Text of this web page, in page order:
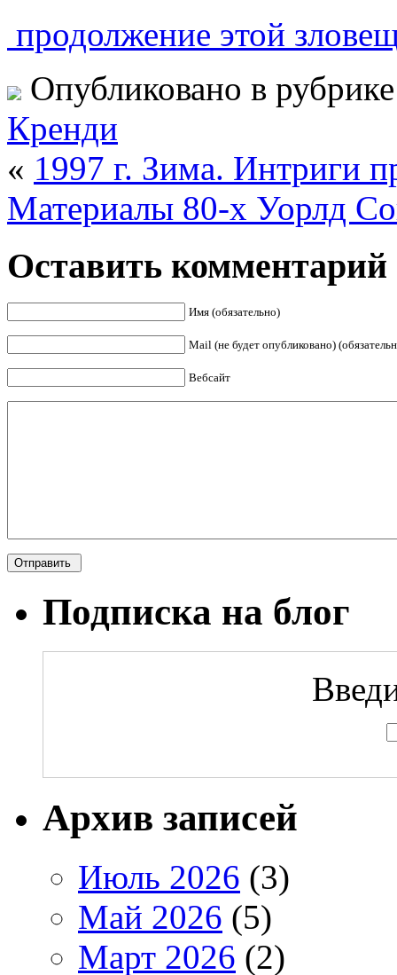
продолжение этой
Опубликовано в
Кренди
« 1997 г. Зима. Интриги
Материалы 80-х Уорлд
Оставить комментарий
Имя (обязательно)
Mail (не будет опубликовано)
Вебсайт
Подписка на блог
Архив записей
Июль 2026 (3)
Май 2026 (5)
Март 2026 (2)